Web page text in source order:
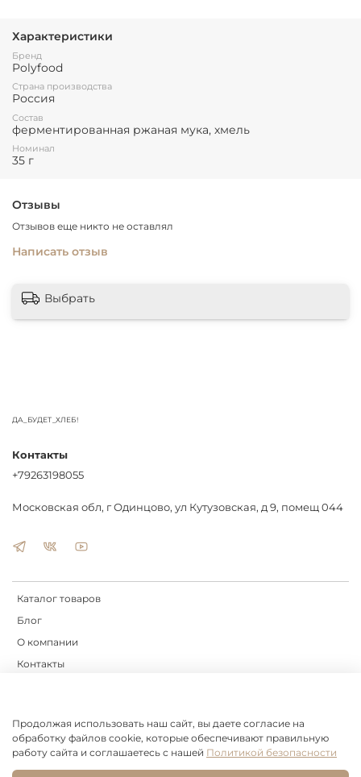
Характеристики
Бренд
Polyfood
Страна производства
Россия
Состав
ферментированная ржаная мука, хмель
Номинал
35 г
Отзывы
Отзывов еще никто не оставлял
Написать отзыв
Выбрать
ДА_БУДЕТ_ХЛЕБ!
Каталог товаров
Блог
О компании
Контакты
Оферта и политика конфиденциальности
Контакты
+79263198055
Московская обл, г Одинцово, ул Кутузовская, д 9, помещ 044
Продолжая использовать наш сайт, вы даете согласие на
обработку файлов cookie, которые обеспечивают правильную
работу сайта и соглашаетесь с нашей Политикой безопасности